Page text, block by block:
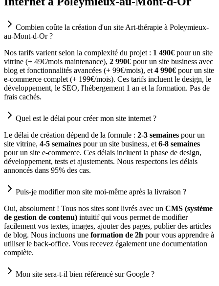
Combien coûte la création d'un site Art-thérapie à Poleymieux-
au-Mont-d-Or ?
Nos tarifs varient selon la complexité du projet : 1 490€ pour un site
vitrine (+ 49€/mois maintenance), 2 990€ pour un site business avec
blog et fonctionnalités avancées (+ 99€/mois), et 4 990€ pour un site
e-commerce complet (+ 199€/mois). Ces tarifs incluent le design, le
développement, le SEO, l'hébergement 1 an et la formation. Pas de
frais cachés.
Quel est le délai pour créer mon site internet ?
Le délai de création dépend de la formule : 2-3 semaines pour un
site vitrine, 4-5 semaines pour un site business, et 6-8 semaines
pour un site e-commerce. Ces délais incluent la phase de design,
développement, tests et ajustements. Nous respectons les délais
annoncés dans 95% des cas.
Puis-je modifier mon site moi-même après la livraison ?
Oui, absolument ! Tous nos sites sont livrés avec un CMS (système
de gestion de contenu) intuitif qui vous permet de modifier
facilement vos textes, images, ajouter des pages, publier des articles
de blog. Nous incluons une formation de 2h pour vous apprendre à
utiliser le back-office. Vous recevez également une documentation
complète.
Mon site sera-t-il bien référencé sur Google ?